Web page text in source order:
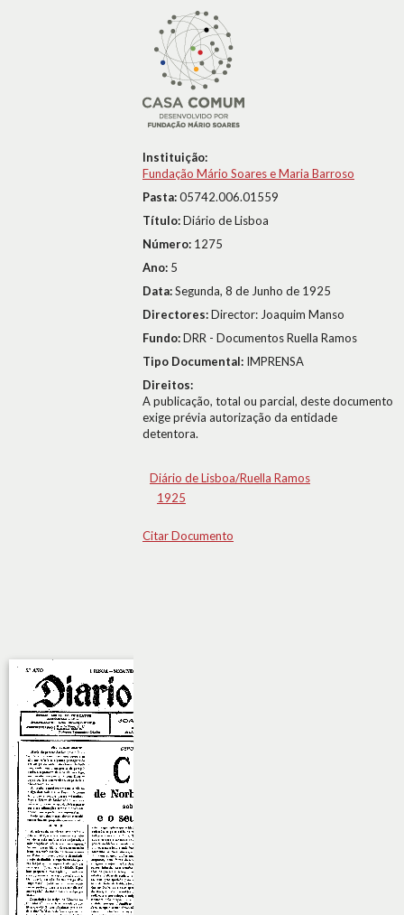
Instituição:
Fundação Mário Soares e Maria Barroso
Pasta:05742.006.01559
Título:Diário de Lisboa
Número: 1275
Ano: 5
Data:Segunda, 8 de Junho de 1925
Directores:Director: Joaquim Manso
Fundo:DRR - Documentos Ruella Ramos
Tipo Documental: IMPRENSA
Direitos:
A publicação, total ou parcial, deste documento
exige prévia autorização da entidade
detentora.
Diário de Lisboa/Ruella Ramos
1925
Citar Documento